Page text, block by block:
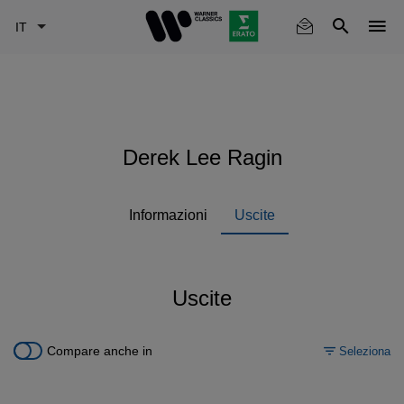
Derek Lee Ragin
Informazioni Uscite
Uscite
Compare anche in Seleziona